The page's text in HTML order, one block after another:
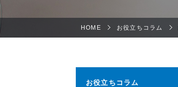
HOME お役立ちコラム
お役立ちコラム